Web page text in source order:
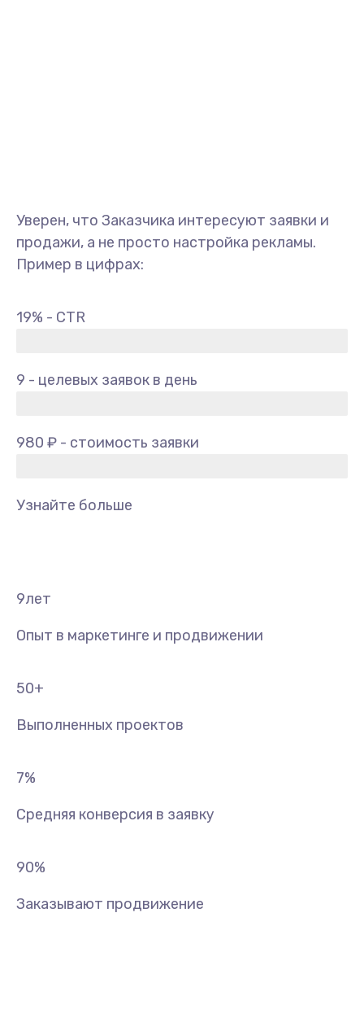
Уверен, что Заказчика интересуют заявки и
продажи, а не просто настройка рекламы.
Пример в цифрах:
19% - CTR
9 - целевых заявок в день
980 ₽ - стоимость заявки
Узнайте больше
9лет
Опыт в маркетинге и продвижении
50+
Выполненных проектов
7%
Средняя конверсия в заявку
90%
Заказывают продвижение